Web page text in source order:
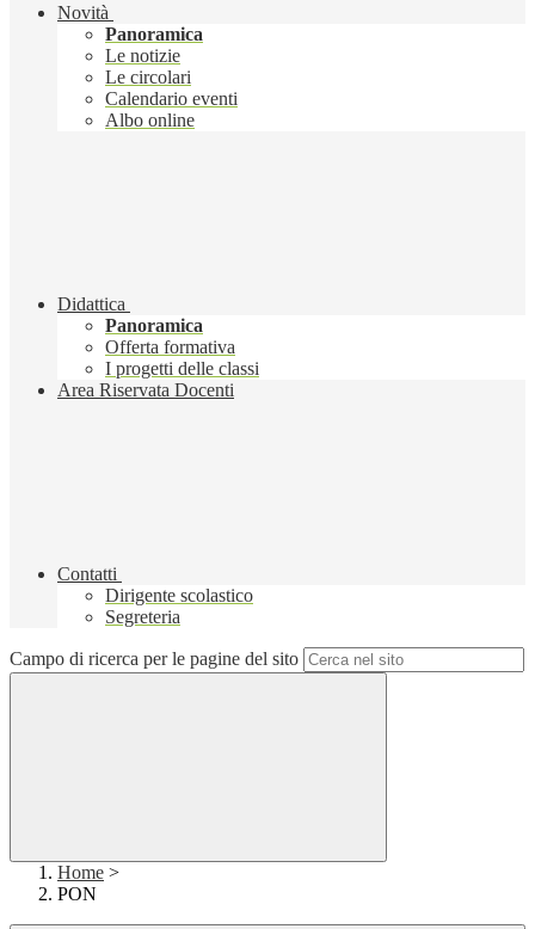
Novità
Panoramica
Le notizie
Le circolari
Calendario eventi
Albo online
Didattica
Panoramica
Offerta formativa
I progetti delle classi
Area Riservata Docenti
Contatti
Dirigente scolastico
Segreteria
Campo di ricerca per le pagine del sito
Home >
PON